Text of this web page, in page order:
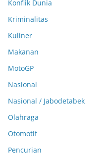
Konflik Dunia
Kriminalitas
Kuliner
Makanan
MotoGP
Nasional
Nasional / Jabodetabek
Olahraga
Otomotif
Pencurian